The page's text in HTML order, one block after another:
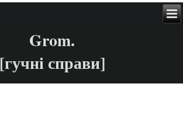
Grom.
[гучні справи]